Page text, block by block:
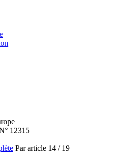
12315
Par article 14 / 19